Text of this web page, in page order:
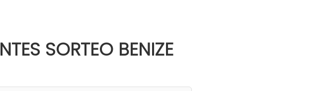
SORTEO BENIZE